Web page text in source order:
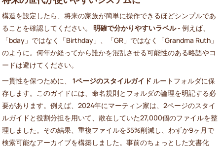
構造を設定したら、将来の家族が簡単に操作できるほどシンプルであ
ることを確認してください。 明確で分かりやすいラベル- 例えば、
「bday」ではなく「Birthday」、「GR」ではなく「Grandma Ruth」
のように。何年か経ってから誰かを混乱させる可能性のある略語やコ
ードは避けてください。
一貫性を保つために、 1ページのスタイルガイド ルートフォルダに保
存します。このガイドには、命名規則とフォルダの論理を明記する必
要があります。例えば、2024年にマーティン家は、2ページのスタイ
ルガイドと役割分担を用いて、散在していた27,000個のファイルを整
理しました。その結果、重複ファイルを35%削減し、わずか9ヶ月で
検索可能なアーカイブを構築しました。事前のちょっとした文書化